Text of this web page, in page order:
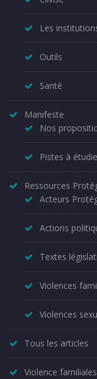
Les
Outils
Santé
Manifeste
Nos
Pistes à
Ressources
Acteurs
Actions
Textes
Violences
Violences
Tous les articles
Violence